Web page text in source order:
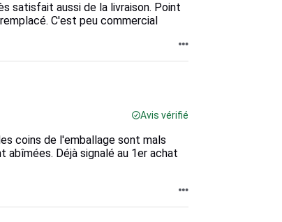
satisfait aussi de la livraison. Point
C'est peu commercial
Avis vérifié
coins de l'emballage sont mals
Déjà signalé au 1er achat